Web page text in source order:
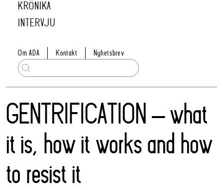
KRÖNIKA
INTERVJU
Om ADA Kontakt Nyhetsbrev
GENTRIFICATION – what
it is, how it works and how
to resist it